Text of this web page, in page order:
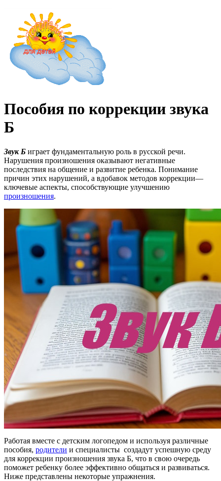
Пособия по коррекции звука
Б
Звук Б играет фундаментальную роль в русской речи.
Нарушения произношения оказывают негативные
последствия на общение и развитие ребенка. Понимание
причин этих нарушений, а вдобавок методов коррекции—
ключевые аспекты, способствующие улучшению
произношения.
Работая вместе с детским логопедом и используя различные
пособия, родители и специалисты создадут успешную среду
для коррекции произношения звука Б, что в свою очередь
поможет ребенку более эффективно общаться и развиваться.
Ниже представлены некоторые упражнения.